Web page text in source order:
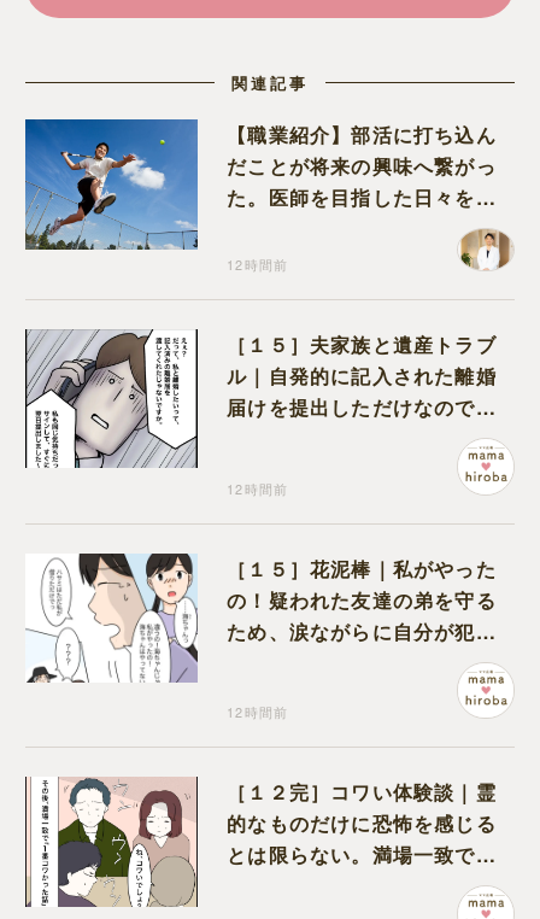
関連記事
【職業紹介】部活に打ち込ん
だことが将来の興味へ繋がっ
た。医師を目指した日々を振
12時間前
［１５］夫家族と遺産トラブ
ル｜自発的に記入された離婚
届けを提出しただけなので、
12時間前
［１５］花泥棒｜私がやった
の！疑われた友達の弟を守る
ため、涙ながらに自分が犯人
12時間前
［１２完］コワい体験談｜霊
的なものだけに恐怖を感じる
とは限らない。満場一致でコ
ワいと認定された意外な体験